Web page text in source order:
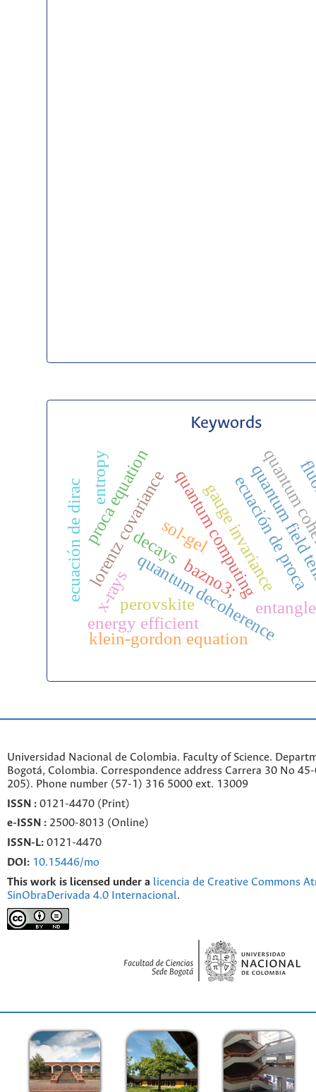
Keywords
quantum computing
quantum decoherence
quantum
lorentz covariance gauge invariance
klein-gordon equation
proca equation
ecuación de dirac ecuación de proca
bazno3;
perovskite
sol-gel
energy efficient
x-rays
entropy
decays
Universidad Nacional de Colombia. Faculty of Science.
Bogotá, Colombia. Correspondence address Carrera 30 No
205). Phone number (57-1) 316 5000 ext. 13009
ISSN : 0121-4470 (Print)
e- ISSN : 2500-8013 (Online)
ISSN-L: 0121-4470
DOI: 10.15446/mo
This work is licensed under a licencia de Creative Commons
SinObraDerivada 4.0 Internacional.